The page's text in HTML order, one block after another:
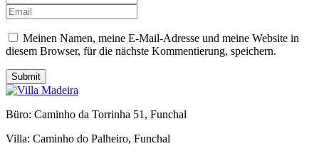
Meinen Namen, meine E-Mail-Adresse und meine Website in
diesem Browser, für die nächste Kommentierung, speichern.
Submit
Büro: Caminho da Torrinha 51, Funchal
Villa: Caminho do Palheiro, Funchal